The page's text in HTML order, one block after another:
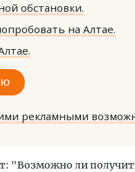
обстановки.
на Алтае.
рекламными
"Возможно ли
Ищем новые